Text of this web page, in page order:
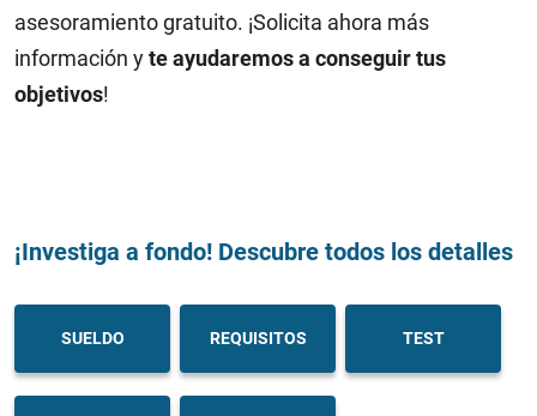
asesoramiento gratuito. ¡Solicita ahora más
información yte ayudaremos a conseguir tus
objetivos!
¡Investiga a fondo! Descubre todos los detalles
SUELDO REQUISITOS TEST